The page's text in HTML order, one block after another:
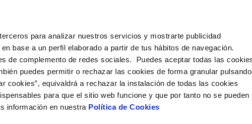
para analizar nuestros servicios y mostrarte publicidad
base a un perfil elaborado a partir de tus hábitos de navegación.
de complemento de redes sociales. Puedes aceptar todas las
puedes permitir o rechazar las cookies de forma granular pulsando
cookies”, equivaldrá a rechazar la instalación de todas las cookies
para que el sitio web funcione y que por tanto no se pueden
información en nuestra Política de Cookies